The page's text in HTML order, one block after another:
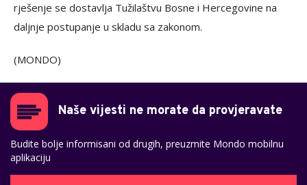
rješenje se dostavlja Tužilaštvu Bosne i Hercegovine na
daljnje postupanje u skladu sa zakonom.
(MONDO)
Naše vijesti ne morate da provjeravate
Budite bolje informisani od drugih, preuzmite Mondo mobilnu
aplikaciju